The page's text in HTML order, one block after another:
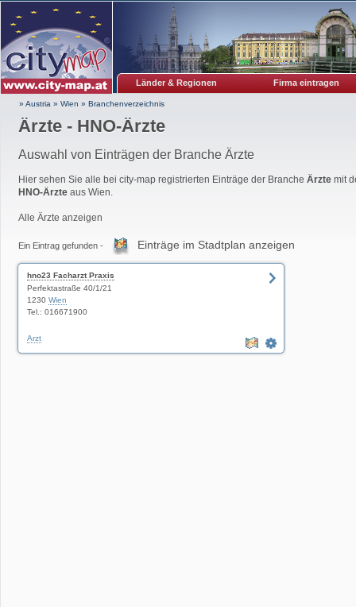
Länder & Regionen Firma eintragen
» Austria » Wien » Branchenverzeichnis
Ärzte - HNO-Ärzte
Auswahl von Einträgen der Branche Ärzte
Hier sehen Sie alle bei city-map registrierten Einträge der Branche Ärzte mit
HNO-Ärzte aus Wien.
Alle Ärzte anzeigen
Ein Eintrag gefunden - Einträge im Stadtplan anzeigen
hno23 Facharzt Praxis
Perfektastraße 40/1/21
1230 Wien
Tel.: 016671900
Arzt